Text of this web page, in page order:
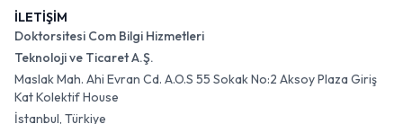
İLETİŞİM
Doktorsitesi Com Bilgi Hizmetleri
Teknoloji ve Ticaret A.Ş.
Maslak Mah. Ahi Evran Cd. A.O.S 55 Sokak No:2 Aksoy Plaza Giriş
Kat Kolektif House
İstanbul, Türkiye